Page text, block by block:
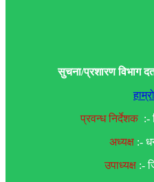
सुचना/प्रशारण विभाग
प्रवन्ध निर्देशक:-
अध्यक्ष :-
उपाध्यक्ष :-